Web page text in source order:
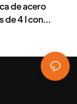
de acero
de 4 l con